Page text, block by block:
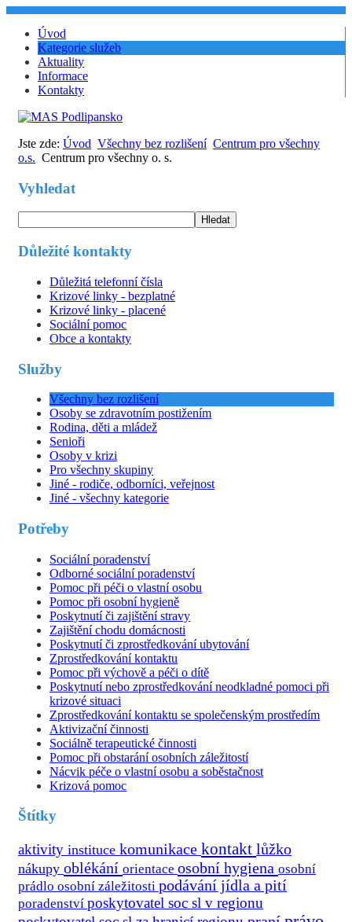
Úvod
Kategorie služeb
Aktuality
Informace
Kontakty
Jste zde: Úvod Všechny bez rozlišení Centrum pro všechny
o.s. Centrum pro všechny o. s.
Vyhledat
Hledat
Důležité kontakty
Důležitá telefonní čísla
Krizové linky - bezplatné
Krizové linky - placené
Sociální pomoc
Obce a kontakty
Služby
Všechny bez rozlišení
Osoby se zdravotním postižením
Rodina, děti a mládež
Senioři
Osoby v krizi
Pro všechny skupiny
Jiné - rodiče, odborníci, veřejnost
Jiné - všechny kategorie
Potřeby
Sociální poradenství
Odborné sociální poradenství
Pomoc při péči o vlastní osobu
Pomoc při osobní hygieně
Poskytnutí či zajištění stravy
Zajištění chodu domácnosti
Poskytnutí či zprostředkování ubytování
Zprostředkování kontaktu
Pomoc při výchově a péči o dítě
Poskytnutí nebo zprostředkování neodkladné pomoci při
krizové situaci
Zprostředkování kontaktu se společenským prostředím
Aktivizační činnosti
Sociálně terapeutické činnosti
Pomoc při obstarání osobních záležitostí
Nácvik péče o vlastní osobu a soběstačnost
Krizová pomoc
Štítky
aktivity instituce komunikace kontakt lůžko
nákupy oblékání orientace osobní hygiena osobní
prádlo osobní záležitosti podávání jídla a pití
poradenství poskytovatel soc sl v regionu